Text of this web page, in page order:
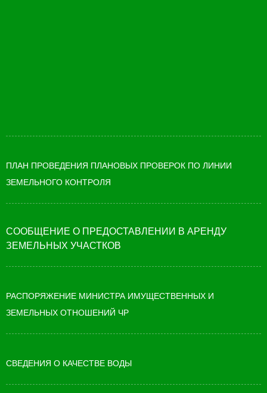
ПЛАН ПРОВЕДЕНИЯ ПЛАНОВЫХ ПРОВЕРОК ПО ЛИНИИ
ЗЕМЕЛЬНОГО КОНТРОЛЯ
СООБЩЕНИЕ О ПРЕДОСТАВЛЕНИИ В АРЕНДУ
ЗЕМЕЛЬНЫХ УЧАСТКОВ
РАСПОРЯЖЕНИЕ МИНИСТРА ИМУЩЕСТВЕННЫХ И
ЗЕМЕЛЬНЫХ ОТНОШЕНИЙ ЧР
СВЕДЕНИЯ О КАЧЕСТВЕ ВОДЫ